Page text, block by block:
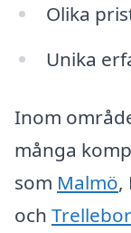
Olika
Unika
Inom
många
som Malmö,
och